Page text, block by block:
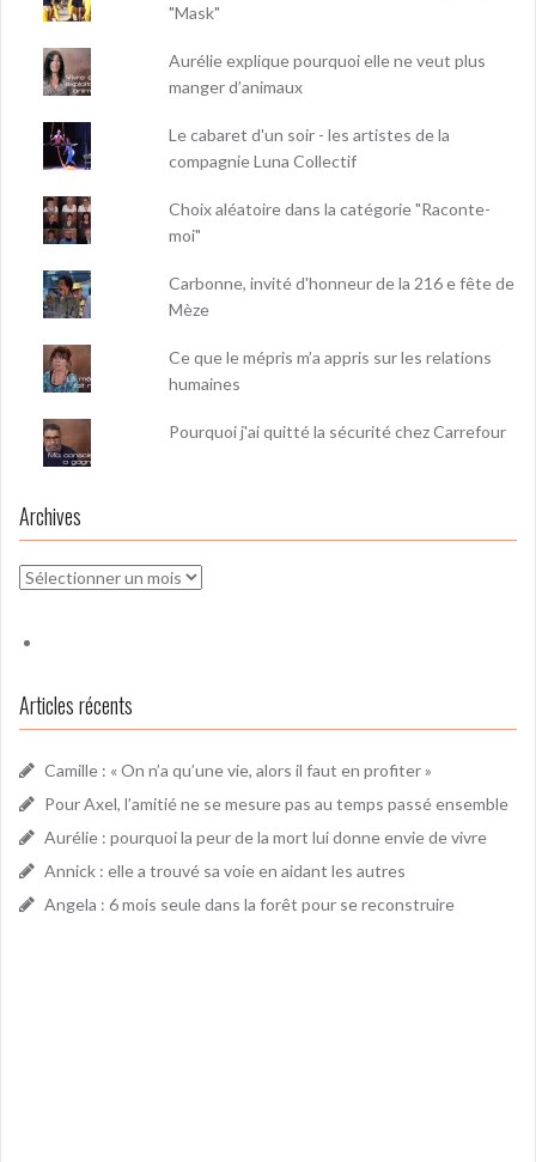
"Mask"
Aurélie explique pourquoi elle ne veut plus
manger d’animaux
Le cabaret d'un soir - les artistes de la
compagnie Luna Collectif
Choix aléatoire dans la catégorie "Raconte-
moi"
Carbonne, invité d'honneur de la 216 e fête de
Mèze
Ce que le mépris m’a appris sur les relations
humaines
Pourquoi j'ai quitté la sécurité chez Carrefour
Archives
Archives
Articles récents
Camille : « On n’a qu’une vie, alors il faut en profiter »
Pour Axel, l’amitié ne se mesure pas au temps passé ensemble
Aurélie : pourquoi la peur de la mort lui donne envie de vivre
Annick : elle a trouvé sa voie en aidant les autres
Angela : 6 mois seule dans la forêt pour se reconstruire